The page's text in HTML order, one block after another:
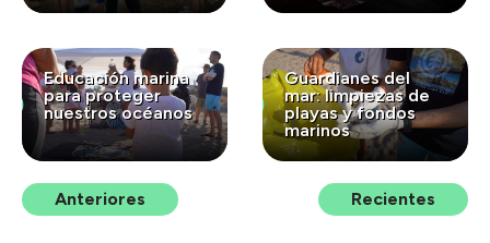
Educación marina
para proteger
nuestros océanos
Guardianes del
mar: limpiezas de
playas y fondos
marinos
Anteriores Recientes